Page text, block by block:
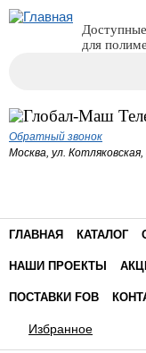
для
Обратный звонок
Москва, ул. Котляковская,
ГЛАВНАЯ КАТАЛОГ
НАШИ ПРОЕКТЫ
ПОСТАВКИ FOB
Избранное